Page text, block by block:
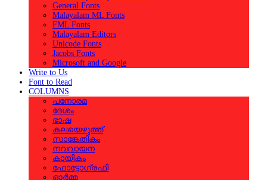
General Fonts
Malayalam ML Fonts
FML Fonts
Malayalam Editors
Unicode Fonts
Jacobs Fonts
Microsoft and Google
Write to Us
Font to Read
COLUMNS
പനോരമ
ദേശം
ഭാഷ
കലയെഴുത്ത്
സാങ്കേതികം
നവവായന
കായികം
ഫോട്ടോഗ്രഫി
ഓര്‍മ്മ